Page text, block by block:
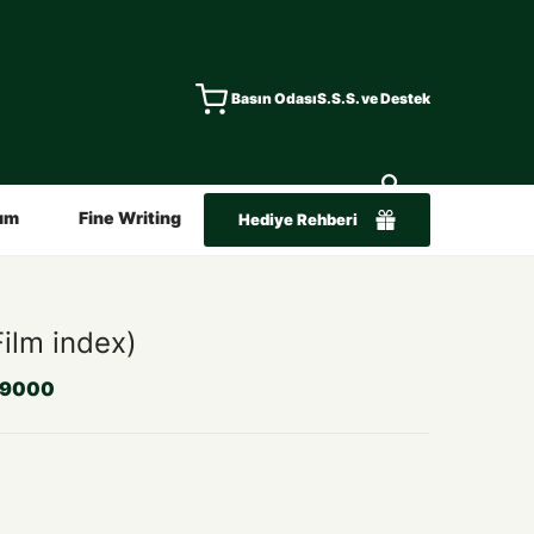
Basın OdasıS.S.S. ve Destek
Fine Writing Hediye Rehberi
index)